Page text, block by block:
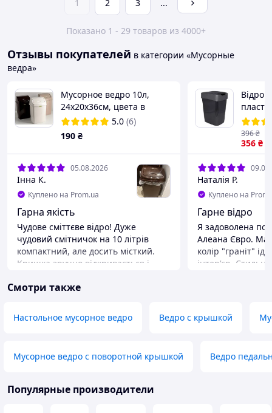
1 2 3 ...
Показано 1 - 29 товаров из 4000+
Отзывы покупателей в категории «Мусорные
ведра»
Мусорное ведро 10л,
24x20x36см, цвета в
ассортим., Алеана
5.0 (6)
190 ₴
05.08.2026
Інна К.
Куплено на Prom.ua
Гарна якість
Чудове сміттєве відро! Дуже
чудовий смітничок на 10 літрів
компактний, але досить місткий.
Кришка зручно відкривається і
все всередині. Пластик міцний,
практичне. За свою ціну відмінний
варіант! Рекомендую!
Не має
Відро
Алеана
356 ₴
396₴
Наталія Р.
Куплено на
Гарне відро
Я задоволена
Алеана Євро.
колір "граніт"
інтер'єр. Стильний бюджетний
Недостатки
Смотри также
Настольное мусорное ведро Ведро с крышкой
Мусорное ведро с поворотной крышкой Ведро
Популярные производители